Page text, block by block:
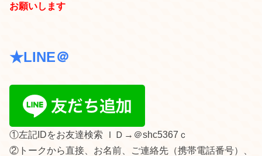
お願いします
★LINE＠
①左記IDをお友達検索 ＩＤ→＠shc5367ｃ
②トークから直接、お名前、ご連絡先（携帯電話番号）、